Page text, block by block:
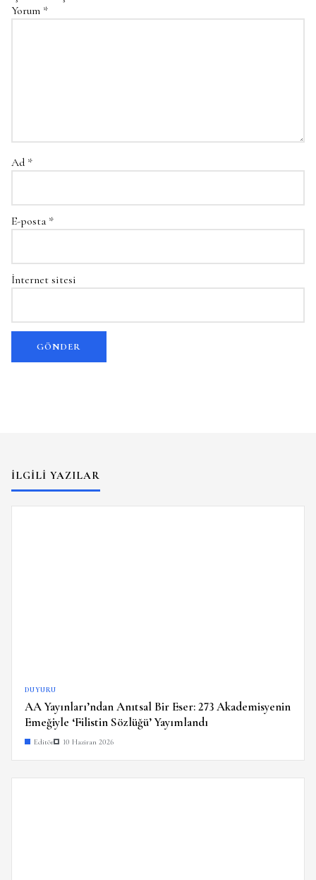
Yorum *
Ad *
E-posta *
İnternet sitesi
İLGILI YAZILAR
DUYURU
AA Yayınları’ndan Anıtsal Bir Eser: 273 Akademisyenin
Emeğiyle ‘Filistin Sözlüğü’ Yayımlandı
Editör 10 Haziran 2026